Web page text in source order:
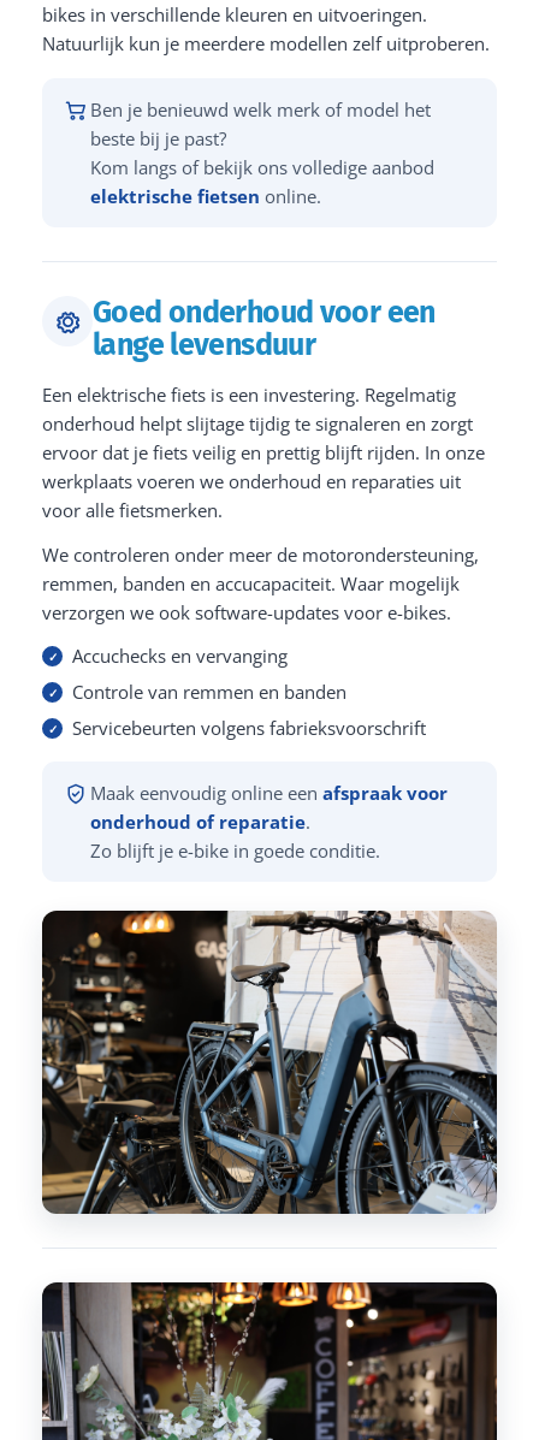
bikes in verschillende kleuren en uitvoeringen.
Natuurlijk kun je meerdere modellen zelf uitproberen.
Ben je benieuwd welk merk of model het
beste bij je past?
Kom langs of bekijk ons volledige aanbod
elektrische fietsen online.
Goed onderhoud voor een
lange levensduur
Een elektrische fiets is een investering. Regelmatig
onderhoud helpt slijtage tijdig te signaleren en zorgt
ervoor dat je fiets veilig en prettig blijft rijden. In onze
werkplaats voeren we onderhoud en reparaties uit
voor alle fietsmerken.
We controleren onder meer de motorondersteuning,
remmen, banden en accucapaciteit. Waar mogelijk
verzorgen we ook software-updates voor e-bikes.
Accuchecks en vervanging
Controle van remmen en banden
Servicebeurten volgens fabrieksvoorschrift
Maak eenvoudig online een afspraak voor
onderhoud of reparatie.
Zo blijft je e-bike in goede conditie.